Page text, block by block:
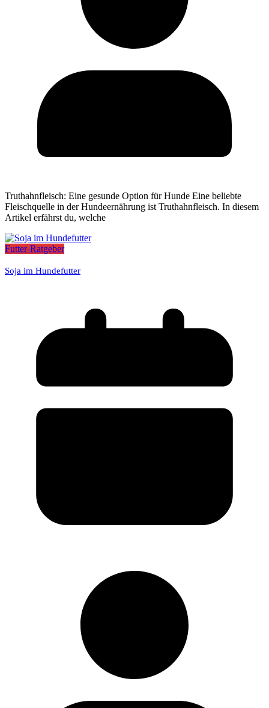
Truthahnfleisch: Eine gesunde Option für Hunde Eine beliebte
Fleischquelle in der Hundeernährung ist Truthahnfleisch. In diesem
Artikel erfährst du, welche
Futter-Ratgeber
Soja im Hundefutter